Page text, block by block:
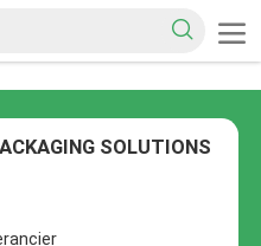
SOLUTIONS